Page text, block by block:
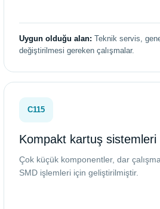
Uygun olduğu alan: Teknik servis,
değiştirilmesi gereken çalışmalar.
C115
Kompakt kartuş sistemleri
Çok küçük komponentler, dar
SMD işlemleri için geliştirilmiştir.